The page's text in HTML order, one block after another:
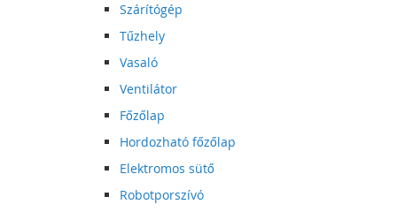
Szárítógép
Tűzhely
Vasaló
Ventilátor
Főzőlap
Hordozható főzőlap
Elektromos sütő
Robotporszívó